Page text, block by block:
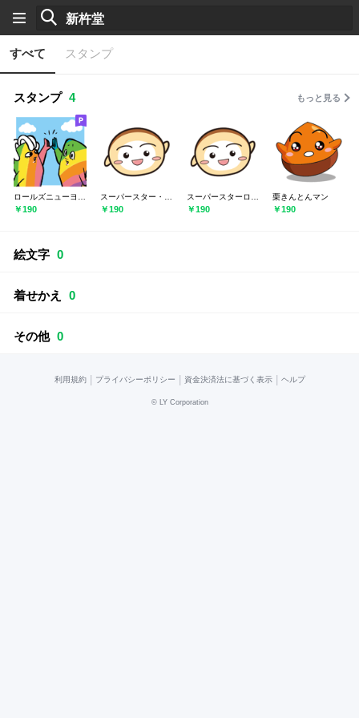
すべて スタンプ
スタンプ 4 もっと見る
￥190 ￥190 ￥190
栗きんとんマン
￥190
絵文字 0
着せかえ 0
その他 0
利用規約 プライバシーポリシー 資金決済法に基づく表示 ヘルプ
© LY Corporation